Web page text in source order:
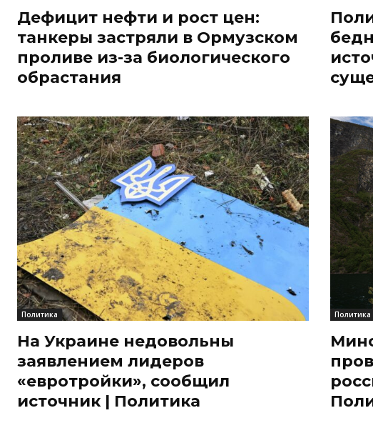
Дефицит нефти и рост цен:
танкеры застряли в Ормузском
проливе из-за биологического
обрастания
Политика
На Украине недовольны
заявлением лидеров
«евротройки», сообщил
источник | Политика
Политика